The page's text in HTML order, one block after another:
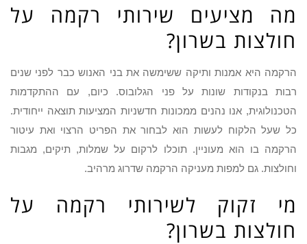
מה מציעים שירותי רקמה על
חולצות בשרון?
הרקמה היא אמנות ותיקה ששימשה את בני האנוש כבר לפני שנים
רבות בנקודות שונות על פני הגלובוס. כיום, עם ההתקדמות
הטכנולוגית, אנו נהנים ממכונות חדשניות המציעות תוצאה ייחודית.
כל שעל הלקוח לעשות הוא לבחור את הפריט הרצוי ואת עיטור
הרקמה בו הוא מעוניין. תוכלו לרקום על שמלות, תיקים, מגבות
וחולצות. גם למפות מעניקה הרקמה שדרוג מרהיב.
מי זקוק לשירותי רקמה על
חולצות בשרון?